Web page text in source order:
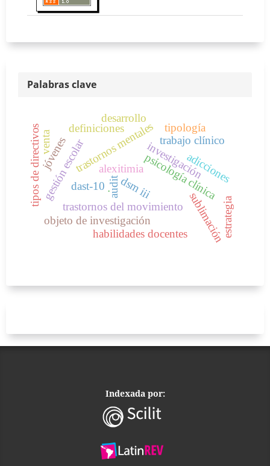
Palabras clave
dsm iii
trastornos mentales
psicología clínica
trastornos del movimiento
investigación
objeto de investigación
.
gestión escolar
tipos de directivos
habilidades docentes
trabajo clínico
sublimación
alexitimia
definiciones
adicciones
audit
dast-10
jóvenes
tipología
desarrollo
venta
estrategia
Indexada por: